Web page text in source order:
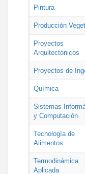
Pintura
Producción
Proyectos
Arquitectónicos
Proyectos de
Química
Sistemas
y Computación
Tecnología de
Alimentos
Termodinámica
Aplicada